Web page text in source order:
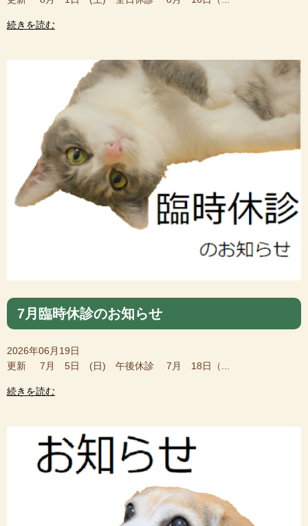
続きを読む
7月臨時休診のお知らせ
2026年06月19日
更新 7月 5日 (日) 午後休診 7月 18日（...
続きを読む